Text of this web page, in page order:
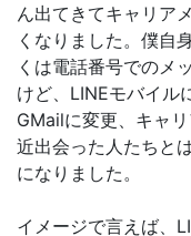
ん出てきてキャリア
くなりました。僕自
くは電話番号でのメ
けど、LINEモバイル
GMailに変更、キャ
近出会った人たちと
になりました。
イメージで言えば、